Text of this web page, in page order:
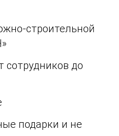
строительной
сотрудников до
подарки и не